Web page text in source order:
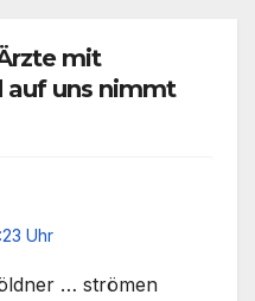
mit
auf uns nimmt
Uhr
… strömen